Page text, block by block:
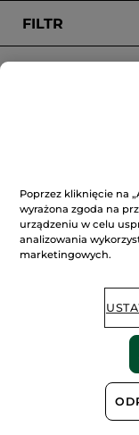
FILTR
100%
Pokaż
OLD PRODUCT
Poprzez kliknięcie na
wyrażona zgoda na
urządzeniu w celu
analizowania
marketingowych.